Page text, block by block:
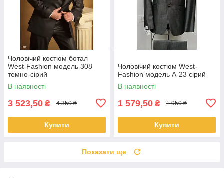
Чоловічий костюм ботал
West-Fashion модель 308
темно-сiрий
В наявності
3 523,50 ₴ 4 350 ₴
Купити
Чоловічий костюм West-
Fashion модель А-23 сірий
В наявності
1 579,50 ₴ 1 950 ₴
Купити
Показати ще